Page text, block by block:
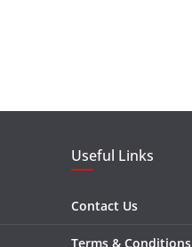
Useful Links
Contact Us
Terms & Conditions